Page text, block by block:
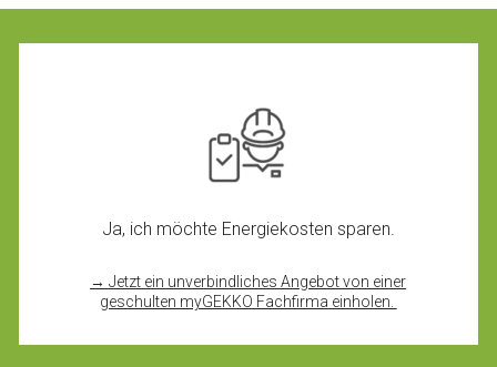
Ja, ich möchte Energiekosten sparen.
→ Jetzt ein unverbindliches Angebot von einer
geschulten myGEKKO Fachfirma einholen.